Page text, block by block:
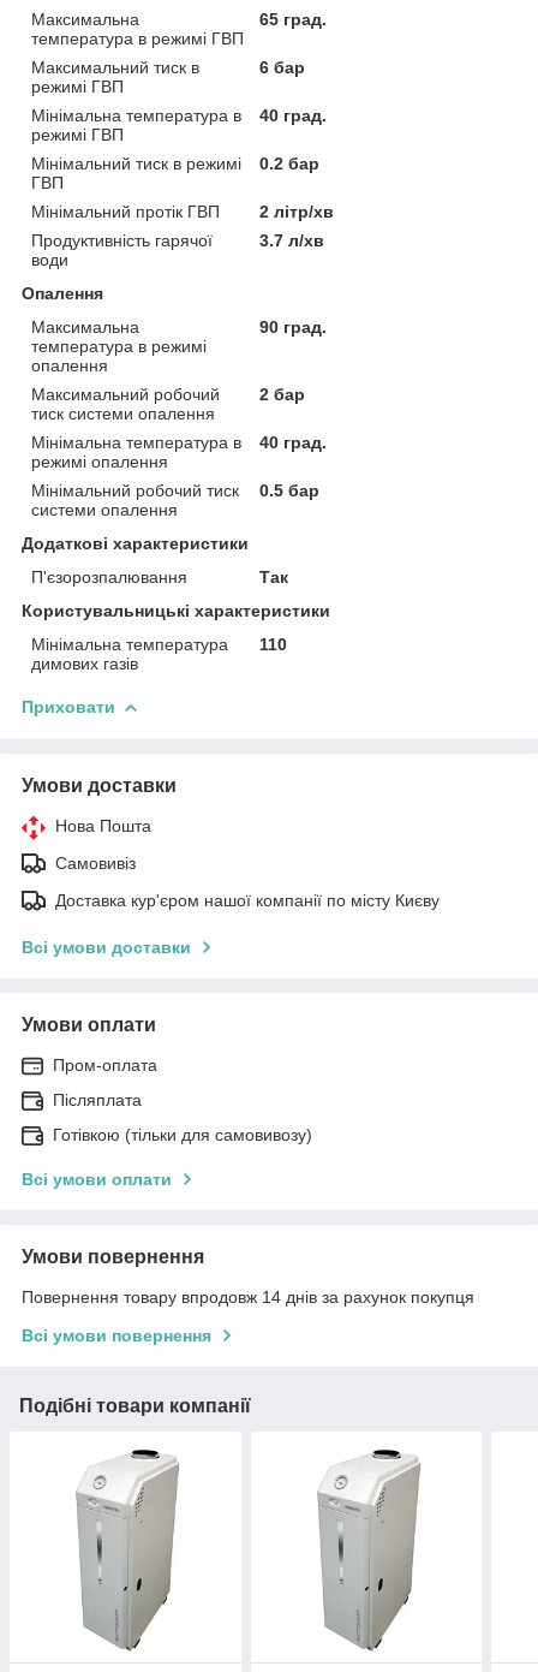
Максимальна
температура в режимі ГВП
65 град.
Максимальний тиск в
режимі ГВП
6 бар
Мінімальна температура в
режимі ГВП
40 град.
Мінімальний тиск в режимі
ГВП
0.2 бар
Мінімальний протік ГВП
2 літр/хв
Продуктивність гарячої
води
3.7 л/хв
Опалення
Максимальна
температура в режимі
опалення
90 град.
Максимальний робочий
тиск системи опалення
2 бар
Мінімальна температура в
режимі опалення
40 град.
Мінімальний робочий тиск
системи опалення
0.5 бар
Додаткові характеристики
П'єзорозпалювання
Так
Користувальницькі характеристики
Мінімальна температура
димових газів
110
Приховати
Умови доставки
Нова Пошта
Самовивіз
Доставка кур'єром нашої компанії по місту Києву
Всі умови доставки
Умови оплати
Пром-оплата
Післяплата
Готівкою (тільки для самовивозу)
Всі умови оплати
Умови повернення
Повернення товару впродовж 14 днів за рахунок покупця
Всі умови повернення
Подібні товари компанії